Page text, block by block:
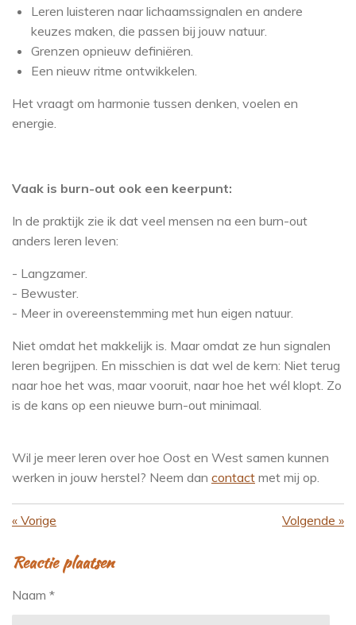
Leren luisteren naar lichaamssignalen en andere
keuzes maken, die passen bij jouw natuur.
Grenzen opnieuw definiëren.
Een nieuw ritme ontwikkelen.
Het vraagt om harmonie tussen denken, voelen en
energie.
Vaak is burn-out ook een keerpunt:
In de praktijk zie ik dat veel mensen na een burn-out
anders leren leven:
- Langzamer.
- Bewuster.
- Meer in overeenstemming met hun eigen natuur.
Niet omdat het makkelijk is. Maar omdat ze hun signalen
leren begrijpen. En misschien is dat wel de kern: Niet terug
naar hoe het was, maar vooruit, naar hoe het wél klopt. Zo
is de kans op een nieuwe burn-out minimaal.
Wil je meer leren over hoe Oost en West samen kunnen
werken in jouw herstel? Neem dan contact met mij op.
« Vorige Volgende »
Reactie plaatsen
Naam *